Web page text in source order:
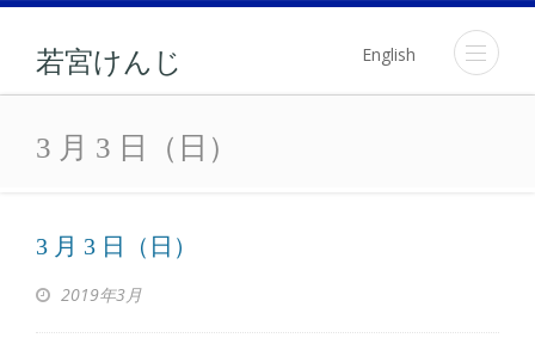
若宮けんじ English
3 月 3 日（日）
3 月 3 日（日）
3 月 3 日（日）
2019年3月